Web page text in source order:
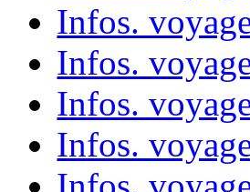
Infos.
Infos.
Infos.
Infos.